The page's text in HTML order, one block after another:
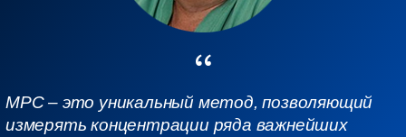
МРС – это уникальный метод, позволяющий
измерять концентрации ряда важнейших